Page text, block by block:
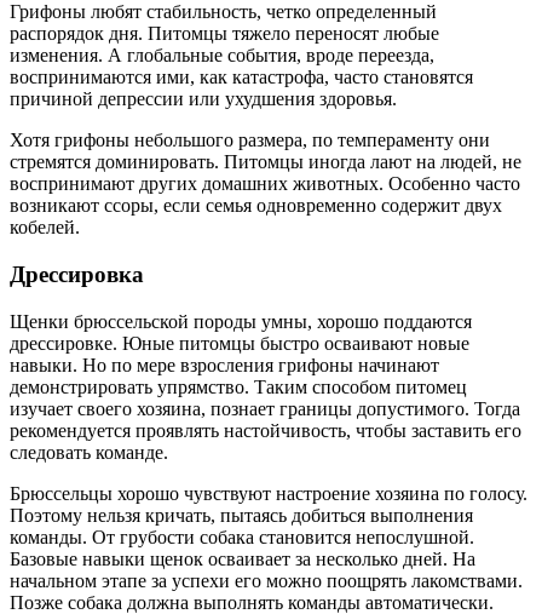
Грифоны любят стабильность, четко определенный
распорядок дня. Питомцы тяжело переносят любые
изменения. А глобальные события, вроде переезда,
воспринимаются ими, как катастрофа, часто становятся
причиной депрессии или ухудшения здоровья.
Хотя грифоны небольшого размера, по темпераменту они
стремятся доминировать. Питомцы иногда лают на людей, не
воспринимают других домашних животных. Особенно часто
возникают ссоры, если семья одновременно содержит двух
кобелей.
Дрессировка
Щенки брюссельской породы умны, хорошо поддаются
дрессировке. Юные питомцы быстро осваивают новые
навыки. Но по мере взросления грифоны начинают
демонстрировать упрямство. Таким способом питомец
изучает своего хозяина, познает границы допустимого. Тогда
рекомендуется проявлять настойчивость, чтобы заставить его
следовать команде.
Брюссельцы хорошо чувствуют настроение хозяина по голосу.
Поэтому нельзя кричать, пытаясь добиться выполнения
команды. От грубости собака становится непослушной.
Базовые навыки щенок осваивает за несколько дней. На
начальном этапе за успехи его можно поощрять лакомствами.
Позже собака должна выполнять команды автоматически.